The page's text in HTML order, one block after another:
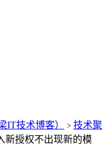
IT技术博客） > 技术聚
新授权不出现新的模